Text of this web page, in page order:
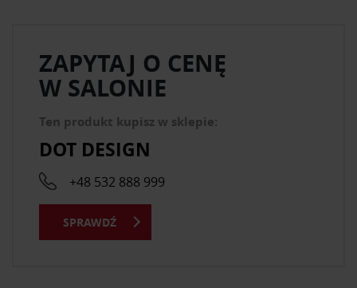
ZAPYTAJ O CENĘ
W SALONIE
Ten produkt kupisz w sklepie:
DOT DESIGN
+48 532 888 999
SPRAWDŹ